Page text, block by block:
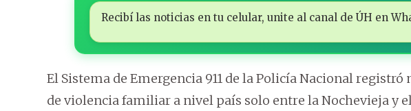
Recibí las noticias en tu celular, unite al canal de ÚH en
El Sistema de Emergencia 911 de la Policía Nacional
de violencia familiar a nivel país solo entre la Nochevieja y